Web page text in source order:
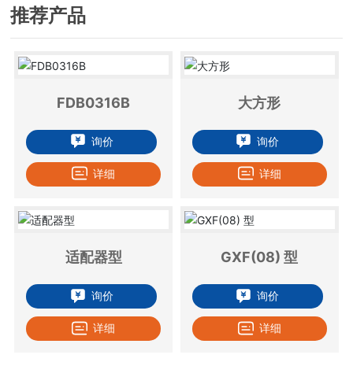
推荐产品
FDB0316B
询价
详细
大方形
询价
详细
适配器型
询价
详细
GXF(08) 型
询价
详细